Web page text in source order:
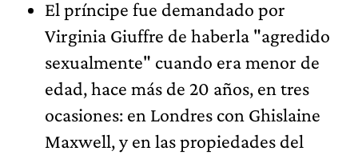
El príncipe fue demandado por
Virginia Giuffre de haberla "agredido
sexualmente" cuando era menor de
edad, hace más de 20 años, en tres
ocasiones: en Londres con Ghislaine
Maxwell, y en las propiedades del